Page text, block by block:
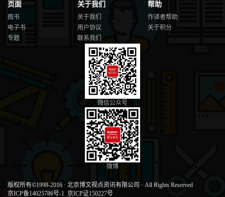
页面
图书
电子书
专题
关于我们
关于我们
用户协议
联系我们
帮助
作译者帮助
关于积分
微信公众号
微博
版权所有©1998-2016 · 北京博文视点资讯有限公司 · All Rights Reserved
京ICP备14025786号-1 京ICP证150227号